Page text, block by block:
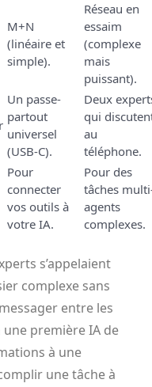
M+N
(linéaire et
simple).
Réseau en
essaim
(complexe
mais
puissant).
Un passe-
partout
universel
(USB-C).
Deux
qui
au
téléphone.
Pour
connecter
vos outils à
votre IA.
Pour des
tâches
agents
complexes.
s’appelaient
complexe sans
entre les
première IA de
à une
une tâche à